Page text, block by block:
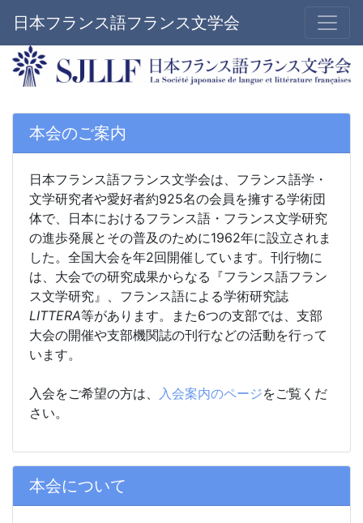
日本フランス語フランス文学会
本会のご案内
日本フランス語フランス文学会は、フランス語学・
文学研究者や愛好者約925名の会員を擁する学術団
体で、日本におけるフランス語・フランス文学研究
の進歩発展とその普及のために1962年に設立されま
した。全国大会を年2回開催しています。刊行物に
は、大会での研究成果からなる『フランス語フラン
ス文学研究』、フランス語による学術研究誌
LITTERA等があります。また6つの支部では、支部
大会の開催や支部機関誌の刊行などの活動を行って
います。
入会をご希望の方は、 入会案内のページをご覧くだ
さい。
本会について